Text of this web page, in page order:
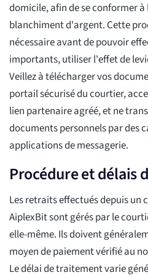
domicile, afin de se conformer
blanchiment d'argent. Cette
nécessaire avant de pouvoir
importants, utiliser l'effet de
Veillez à télécharger vos
portail sécurisé du courtier,
lien partenaire agréé, et ne
documents personnels par des
applications de messagerie.
Procédure et délais
Les retraits effectués depuis
AiplexBit sont gérés par le
elle-même. Ils doivent
moyen de paiement vérifié au
Le délai de traitement varie